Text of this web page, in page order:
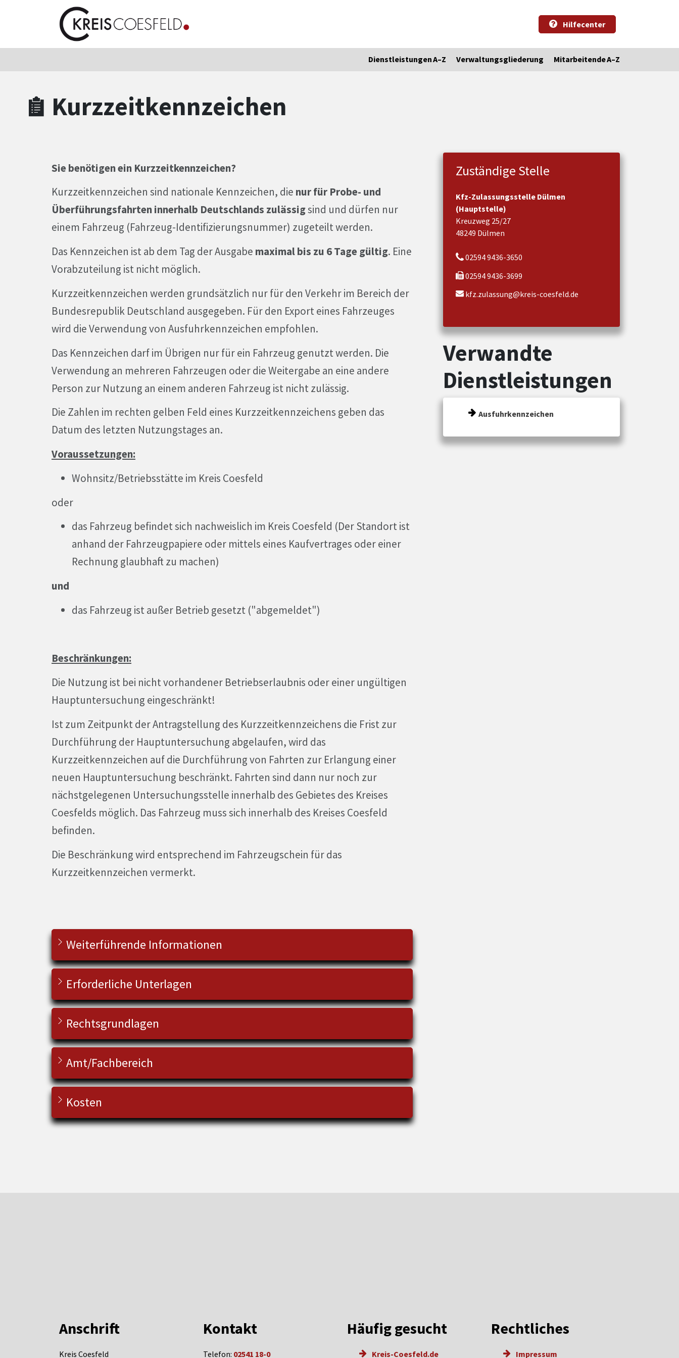
Zum Header
Zum Hauptinhalt
Zum Footer
Zum Hauptinhalt springen
Hilfecenter
Dienstleistungen A–Z Verwaltungsgliederung Mitarbeitende A–Z
Kurzzeitkennzeichen
Sie benötigen ein Kurzzeitkennzeichen?
Kurzzeitkennzeichen sind nationale Kennzeichen, die nur für Probe- und
Überführungsfahrten innerhalb Deutschlands zulässigsind und dürfen nur
einem Fahrzeug (Fahrzeug-Identifizierungsnummer) zugeteilt werden.
Das Kennzeichen ist ab dem Tag der Ausgabe maximal bis zu 6 Tage gültig. Eine
Vorabzuteilung ist nicht möglich.
Kurzzeitkennzeichen werden grundsätzlich nur für den Verkehr im Bereich der
Bundesrepublik Deutschland ausgegeben. Für den Export eines Fahrzeuges
wird die Verwendung von Ausfuhrkennzeichen empfohlen.
Das Kennzeichen darf im Übrigen nur für ein Fahrzeug genutzt werden. Die
Verwendung an mehreren Fahrzeugen oder die Weitergabe an eine andere
Person zur Nutzung an einem anderen Fahrzeug ist nicht zulässig.
Die Zahlen im rechten gelben Feld eines Kurzzeitkennzeichens geben das
Datum des letzten Nutzungstages an.
Voraussetzungen:
Wohnsitz/Betriebsstätte im Kreis Coesfeld
oder
das Fahrzeug befindet sich nachweislich im Kreis Coesfeld (Der Standort ist
anhand der Fahrzeugpapiere oder mittels eines Kaufvertrages oder einer
Rechnung glaubhaft zu machen)
und
das Fahrzeug ist außer Betrieb gesetzt ("abgemeldet")
Beschränkungen:
Die Nutzung ist bei nicht vorhandener Betriebserlaubnis oder einer ungültigen
Hauptuntersuchung eingeschränkt!
Ist zum Zeitpunkt der Antragstellung des Kurzzeitkennzeichens die Frist zur
Durchführung der Hauptuntersuchung abgelaufen, wird das
Kurzzeitkennzeichen auf die Durchführung von Fahrten zur Erlangung einer
neuen Hauptuntersuchung beschränkt. Fahrten sind dann nur noch zur
nächstgelegenen Untersuchungsstelle innerhalb des Gebietes des Kreises
Coesfelds möglich. Das Fahrzeug muss sich innerhalb des Kreises Coesfeld
befinden.
Die Beschränkung wird entsprechend im Fahrzeugschein für das
Kurzzeitkennzeichen vermerkt.
Weiterführende Informationen
Erforderliche Unterlagen
Rechtsgrundlagen
Amt/Fachbereich
Kosten
Zuständige Stelle
Kfz-Zulassungsstelle Dülmen
(Hauptstelle)
Kreuzweg 25/27
48249 Dülmen
02594 9436-3650
02594 9436-3699
kfz.zulassung@kreis-coesfeld.de
Verwandte
Dienstleistungen
Ausfuhrkennzeichen
Anschrift
Kreis Coesfeld
Kontakt
Telefon: 02541 18-0
Häufig gesucht
Kreis-Coesfeld.de
Rechtliches
Impressum